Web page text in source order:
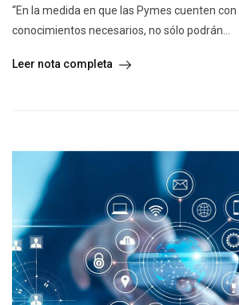
“En la medida en que las Pymes cuenten
conocimientos necesarios, no sólo podrán...
Leer nota completa